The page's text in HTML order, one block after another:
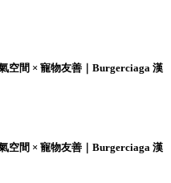
空間 × 寵物友善｜Burgerciaga 漢
空間 × 寵物友善｜Burgerciaga 漢